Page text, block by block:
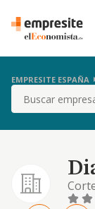
EMPRESITE ESPAÑA
Buscar